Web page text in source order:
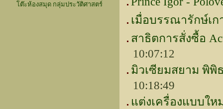
โต๊ะห้องสมุด กลุ่มประวัติศาสตร์
เมื่อบรรณารักษ์เก
สาธิตการสั่งซื้อ
10:07:12
มิวเซียมสยาม พิพิ
10:18:49
แต่งเครื่องแบบให